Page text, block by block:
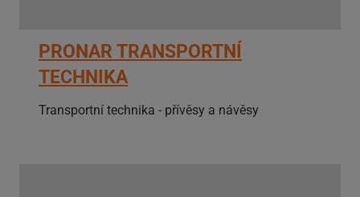
PRONAR TRANSPORTNÍ
TECHNIKA
Transportní technika - přívěsy a návěsy